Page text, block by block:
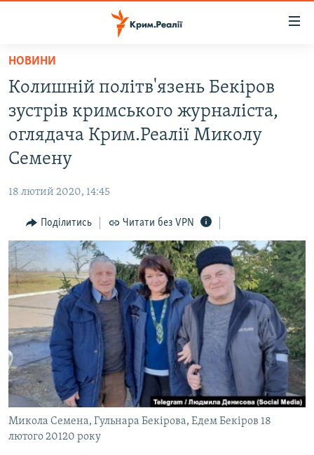
Перейти
основного
матеріалу
Перейти
до
основної
Перейти
пошуку
ВІДЕО ТА ФОТО
ПОЛІТИКА
ІНТЕРВ'Ю
ВСЕ ЗА ДЕНЬ
СПЕЦПРОЕКТИ
ДЕПОРТАЦІЯ
ВІДЕОУРОКИ «ELIFBE»
СВІДЧЕННЯ ОКУПАЦІЇ
УКРАЇНСЬКА ПРОБЛЕМА КРИМУ
ІНФОГРАФІКА
ЯК ОБІЙТИ БЛОКУВАННЯ
Русский
Qırımtatar
ДОЛУЧАЙСЯ!
НОВИНИ
Колишній політв'язень Бекіров
зустрів кримського журналіста,
оглядача Крим.Реалії Миколу
Семену
18 лютий 2020, 14:45
Поділитись Читати без VPN
Микола Семена, Гульнара Бекірова, Едем Бекіров 18
лютого 20120 року